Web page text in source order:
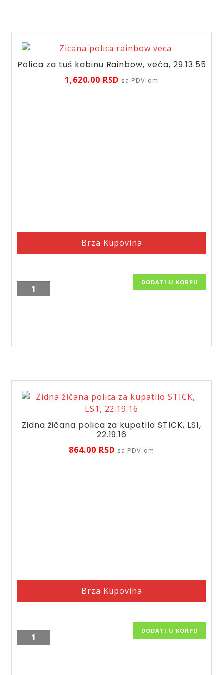
Polica za tuš kabinu Rainbow, veća, 29.13.55
1,620.00 RSD sa PDV-om
Brza Kupovina
Polica
za
veća,
DODATI U KORPU
Zidna žičana polica za kupatilo STICK, LS1,
22.19.16
864.00 RSD sa PDV-om
Brza Kupovina
Zidna
žičana
DODATI U KORPU